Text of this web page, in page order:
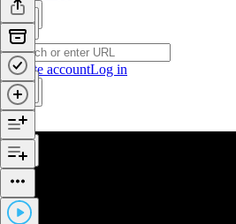
Create accountLog in